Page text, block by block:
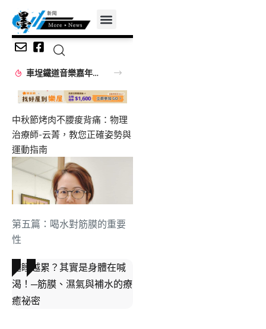
第五篇：喝水對筋膜的重要
性
越睡越累？其實是身體在喊
渴！─筋膜、濕氣與補水的療
癒祕密